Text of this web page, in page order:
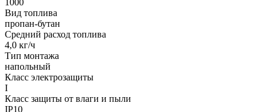
1000
Вид топлива
пропан-бутан
Средний расход топлива
4,0 кг/ч
Тип монтажа
напольный
Класс электрозащиты
I
Класс защиты от влаги и пыли
IP10